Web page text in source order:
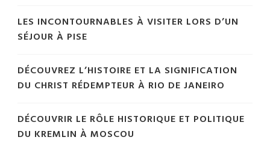
LES INCONTOURNABLES À VISITER LORS D’UN
SÉJOUR À PISE
DÉCOUVREZ L’HISTOIRE ET LA SIGNIFICATION
DU CHRIST RÉDEMPTEUR À RIO DE JANEIRO
DÉCOUVRIR LE RÔLE HISTORIQUE ET POLITIQUE
DU KREMLIN À MOSCOU